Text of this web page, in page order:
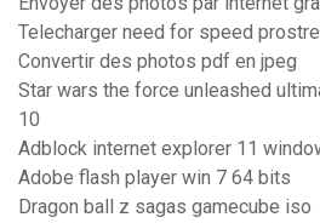
Telecharger need for speed
Convertir des photos pdf en jpeg
Star wars the force unleashed
10
Adblock internet explorer 11
Adobe flash player win 7 64 bits
Dragon ball z sagas gamecube iso